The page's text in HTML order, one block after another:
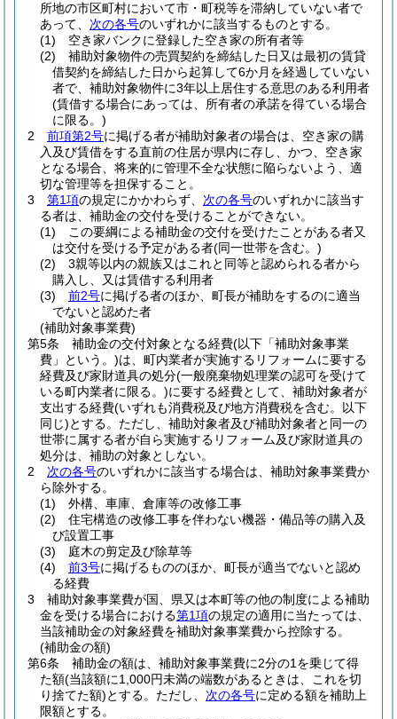
所地の市区町村において市・町税等を滞納していない者で
あって、 次の各号のいずれかに該当するものとする。
(1)
空き家バンクに登録した空き家の所有者等
(2)
補助対象物件の売買契約を締結した日又は最初の賃貸
借契約を締結した日から起算して6か月を経過していない
者で、補助対象物件に3年以上居住する意思のある利用者
(賃借する場合にあっては、所有者の承諾を得ている場合
に限る。)
2
前項第2号に掲げる者が補助対象者の場合は、空き家の購
入及び賃借をする直前の住居が県内に存し、かつ、空き家
となる場合、将来的に管理不全な状態に陥らないよう、適
切な管理等を担保すること。
3
第1項の規定にかかわらず、 次の各号のいずれかに該当す
る者は、補助金の交付を受けることができない。
(1)
この要綱による補助金の交付を受けたことがある者又
は交付を受ける予定がある者(同一世帯を含む。)
(2)
3親等以内の親族又はこれと同等と認められる者から
購入し、又は賃借する利用者
(3)
前2号に掲げる者のほか、町長が補助をするのに適当
でないと認めた者
(補助対象事業費)
第5条
補助金の交付対象となる経費(以下「補助対象事業
費」という。)は、町内業者が実施するリフォームに要する
経費及び家財道具の処分(一般廃棄物処理業の認可を受けて
いる町内業者に限る。)に要する経費として、補助対象者が
支出する経費(いずれも消費税及び地方消費税を含む。以下
同じ)とする。 ただし、補助対象者及び補助対象者と同一の
世帯に属する者が自ら実施するリフォーム及び家財道具の
処分は、補助の対象としない。
2
次の各号のいずれかに該当する場合は、補助対象事業費か
ら除外する。
(1)
外構、車庫、倉庫等の改修工事
(2)
住宅構造の改修工事を伴わない機器・備品等の購入及
び設置工事
(3)
庭木の剪定及び除草等
(4)
前3号に掲げるもののほか、町長が適当でないと認め
る経費
3
補助対象事業費が国、県又は本町等の他の制度による補助
金を受ける場合における第1項の規定の適用に当たっては、
当該補助金の対象経費を補助対象事業費から控除する。
(補助金の額)
第6条
補助金の額は、補助対象事業費に2分の1を乗じて得
た額(当該額に1,000円未満の端数があるときは、これを切
り捨てた額)とする。 ただし、 次の各号に定める額を補助上
限額とする。